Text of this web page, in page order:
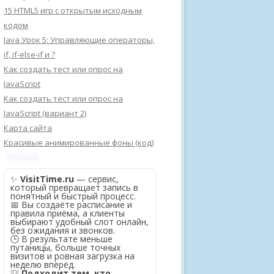
15 HTML5 игр с открытым исходным
кодом
Java Урок 5: Управляющие операторы,
if, if-else-if и ?
Как создать тест или опрос на
JavaScript
Как создать тест или опрос на
JavaScript (вариант 2)
Карта сайта
Красивые анимированные фоны (код)
✨ VisitTime.ru — сервис,
который превращает запись в
понятный и быстрый процесс.
📅 Вы создаёте расписание и
правила приёма, а клиенты
выбирают удобный слот онлайн,
без ожидания и звонков.
🕒 В результате меньше
путаницы, больше точных
визитов и ровная загрузка на
неделю вперёд.